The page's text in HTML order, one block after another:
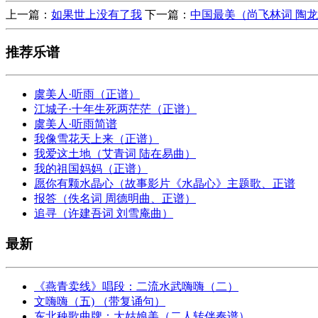
上一篇： 如果世上没有了我 下一篇： 中国最美（尚飞林词 陶
推荐乐谱
虞美人·听雨（正谱）
江城子·十年生死两茫茫（正谱）
虞美人·听雨简谱
我像雪花天上来（正谱）
我爱这土地（艾青词 陆在易曲）
我的祖国妈妈（正谱）
愿你有颗水晶心（故事影片《水晶心》主题歌、正谱
报答（佚名词 周德明曲、正谱）
追寻（许建吾词 刘雪庵曲）
最新
《燕青卖线》唱段：二流水武嗨嗨（二）
文嗨嗨（五) （带复诵句）